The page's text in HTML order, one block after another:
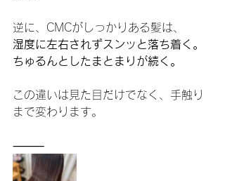
逆に、CMCがしっかりある髪は、
湿度に左右されずスンッと落ち着く。
ちゅるんとしたまとまりが続く。
この違いは見た目だけでなく、手触り
まで変わります。
⸻